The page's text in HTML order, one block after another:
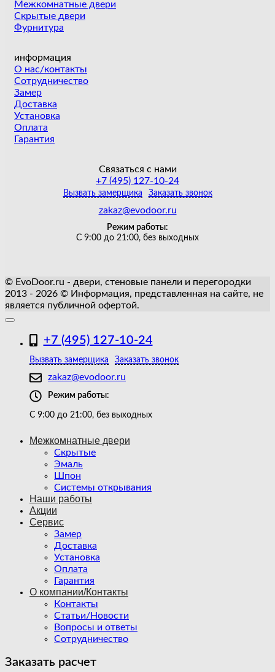
Межкомнатные двери
Скрытые двери
Фурнитура
информация
О нас/контакты
Сотрудничество
Замер
Доставка
Установка
Оплата
Гарантия
Связаться с нами
+7 (495) 127-10-24
Вызвать замерщика Заказать звонок
zakaz@evodoor.ru
Режим работы:
С 9:00 до 21:00, без выходных
© EvoDoor.ru - двери, стеновые панели и перегородки
2013 - 2026 © Информация, представленная на сайте, не
является публичной офертой.
+7 (495) 127-10-24
Вызвать замерщика Заказать звонок
zakaz@evodoor.ru
Режим работы:
С 9:00 до 21:00, без выходных
Межкомнатные двери
Скрытые
Эмаль
Шпон
Системы открывания
Наши работы
Акции
Сервис
Замер
Доставка
Установка
Оплата
Гарантия
О компании/Контакты
Контакты
Статьи/Новости
Вопросы и ответы
Сотрудничество
Заказать расчет